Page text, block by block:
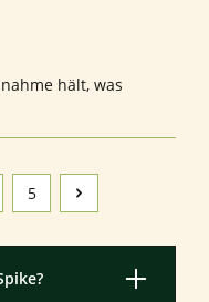
hält, was
Seite
5